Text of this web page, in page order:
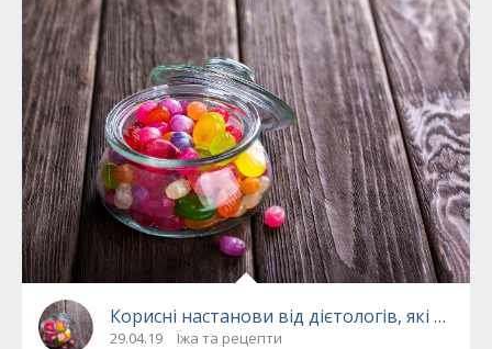
Корисні настанови від дієтологів, які
29.04.19 Їжа та рецепти